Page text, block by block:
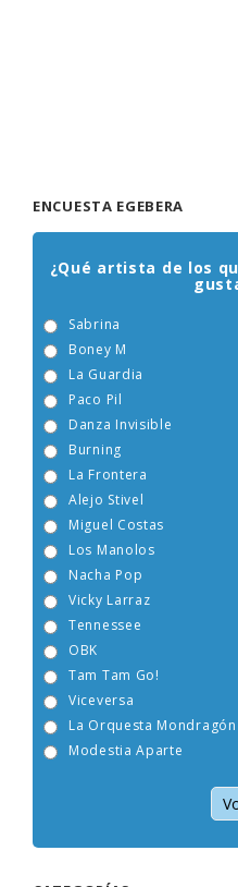
ENCUESTA EGEBERA
¿Qué artista de los
Sabrina
Boney M
La Guardia
Paco Pil
Danza Invisible
Burning
La Frontera
Alejo Stivel
Miguel Costas
Los Manolos
Nacha Pop
Vicky Larraz
Tennessee
OBK
Tam Tam Go!
Viceversa
La Orquesta Mondragón
Modestia Aparte